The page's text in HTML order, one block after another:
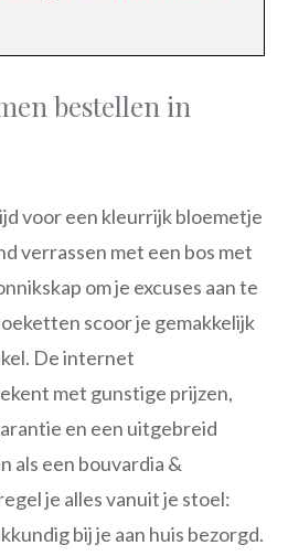
bestellen in
voor een kleurrijk bloemetje
verrassen met een bos met
om je excuses aan te
scoor je gemakkelijk
De internet
met gunstige prijzen,
en een uitgebreid
als een bouvardia &
je alles vanuit je stoel:
bij je aan huis bezorgd.